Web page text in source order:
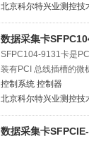
北京科尔特兴业测控技
数据采集卡
SFPC104-9131卡是
装有PCI 总线插槽的微
控制系统 控制器
北京科尔特兴业测控技
数据采集卡